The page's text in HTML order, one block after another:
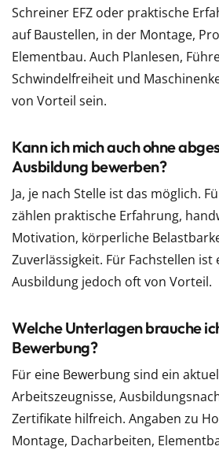
Schreiner EFZ oder praktische
auf Baustellen, in der Montage,
Elementbau. Auch Planlesen,
Schwindelfreiheit und
von Vorteil sein.
Kann ich mich auch ohne
Ausbildung bewerben?
Ja, je nach Stelle ist das möglich.
zählen praktische Erfahrung,
Motivation, körperliche
Zuverlässigkeit. Für Fachstellen ist
Ausbildung jedoch oft von Vorteil.
Welche Unterlagen brauche
Bewerbung?
Für eine Bewerbung sind ein
Arbeitszeugnisse,
Zertifikate hilfreich. Angaben zu
Montage, Dacharbeiten,